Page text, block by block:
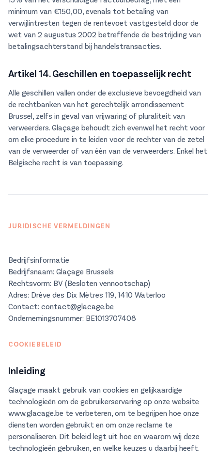
minimum van €150,00, evenals tot betaling van
verwijlintresten tegen de rentevoet vastgesteld door de
wet van 2 augustus 2002 betreffende de bestrijding van
betalingsachterstand bij handelstransacties.
Artikel 14. Geschillen en toepasselijk recht
Alle geschillen vallen onder de exclusieve bevoegdheid van
de rechtbanken van het gerechtelijk arrondissement
Brussel, zelfs in geval van vrijwaring of pluraliteit van
verweerders. Glaçage behoudt zich evenwel het recht voor
om elke procedure in te leiden voor de rechter van de zetel
van de verweerder of van één van de verweerders. Enkel het
Belgische recht is van toepassing.
JURIDISCHE VERMELDINGEN
Bedrijfsinformatie
Bedrijfsnaam: Glaçage Brussels
Rechtsvorm: BV (Besloten vennootschap)
Adres: Drève des Dix Mètres 119, 1410 Waterloo
Contact:contact@glacage.be
Ondernemingsnummer: BE1013707408
COOKIEBELEID
Inleiding
Glaçage maakt gebruik van cookies en gelijkaardige
technologieën om de gebruikerservaring op onze website
www.glacage.be te verbeteren, om te begrijpen hoe onze
diensten worden gebruikt en om onze reclame te
personaliseren. Dit beleid legt uit hoe en waarom wij deze
technologieën gebruiken, en welke keuzes u daarbij heeft.